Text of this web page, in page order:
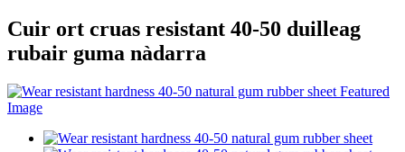
Cuir ort cruas resistant 40-50 duilleag
rubair guma nàdarra